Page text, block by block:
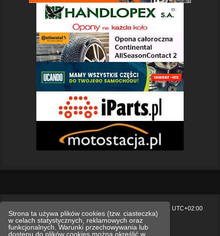
Strona ta używa plików cookies (tzw. ciasteczka)
w celach statystycznych, reklamowych oraz
funkcjonalnych. Warunki przechowywania lub
dostępu do plików cookies można określić w
UTC+02:00
Polityka prywatności.